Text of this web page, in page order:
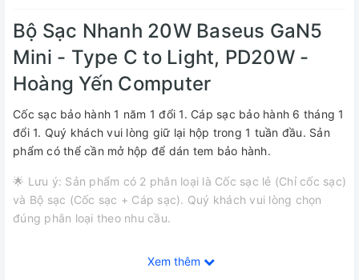
Bộ Sạc Nhanh 20W Baseus GaN5
Mini - Type C to Light, PD20W -
Hoàng Yến Computer
Cốc sạc bảo hành 1 năm 1 đổi 1. Cáp sạc bảo hành 6 tháng 1
đổi 1. Quý khách vui lòng giữ lại hộp trong 1 tuần đầu. Sản
phẩm có thể cần mở hộp để dán tem bảo hành.
🌟 Lưu ý: Sản phẩm có 2 phân loại là Cốc sạc lẻ (Chỉ cốc sạc)
và Bộ sạc (Cốc sạc + Cáp sạc). Quý khách vui lòng chọn
đúng phân loại theo nhu cầu.
Xem thêm